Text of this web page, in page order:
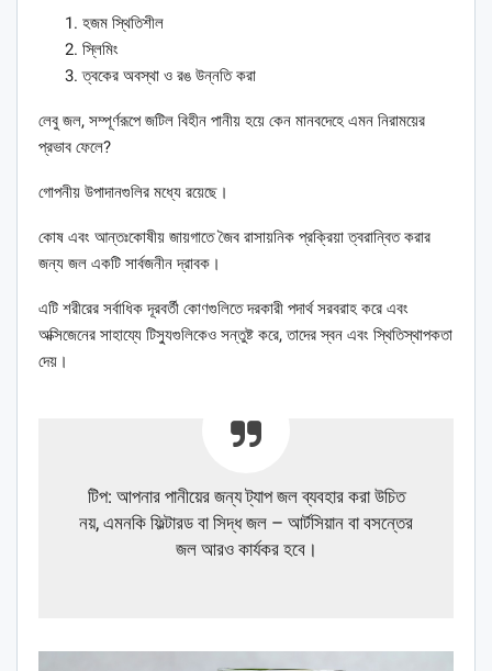
হজম স্থিতিশীল
স্লিমিং
ত্বকের অবস্থা ও রঙ উন্নতি করা
লেবু জল, সম্পূর্ণরূপে জটিল বিহীন পানীয় হয়ে কেন মানবদেহে এমন নিরাময়ের
প্রভাব ফেলে?
গোপনীয় উপাদানগুলির মধ্যে রয়েছে।
কোষ এবং আন্তঃকোষীয় জায়গাতে জৈব রাসায়নিক প্রক্রিয়া ত্বরান্বিত করার
জন্য জল একটি সার্বজনীন দ্রাবক।
এটি শরীরের সর্বাধিক দূরবর্তী কোণগুলিতে দরকারী পদার্থ সরবরাহ করে এবং
অক্সিজেনের সাহায্যে টিস্যুগুলিকেও সন্তুষ্ট করে, তাদের স্বন এবং স্থিতিস্থাপকতা
দেয়।
টিপ: আপনার পানীয়ের জন্য ট্যাপ জল ব্যবহার করা উচিত
নয়, এমনকি ফিল্টারড বা সিদ্ধ জল – আর্টসিয়ান বা বসন্তের
জল আরও কার্যকর হবে।